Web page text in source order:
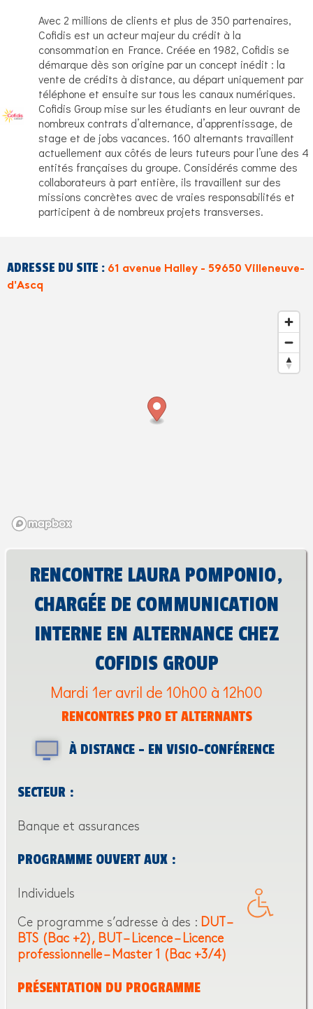
Avec 2 millions de clients et plus de 350 partenaires,
Cofidis est un acteur majeur du crédit à la
consommation en France. Créée en 1982, Cofidis se
démarque dès son origine par un concept inédit : la
vente de crédits à distance, au départ uniquement par
téléphone et ensuite sur tous les canaux numériques.
Cofidis Group mise sur les étudiants en leur ouvrant de
nombreux contrats d’alternance, d’apprentissage, de
stage et de jobs vacances. 160 alternants travaillent
actuellement aux côtés de leurs tuteurs pour l’une des 4
entités françaises du groupe. Considérés comme des
collaborateurs à part entière, ils travaillent sur des
missions concrètes avec de vraies responsabilités et
participent à de nombreux projets transverses.
ADRESSE DU SITE : 61 avenue Halley - 59650 Villeneuve-
d'Ascq
RENCONTRE LAURA POMPONIO,
CHARGÉE DE COMMUNICATION
INTERNE EN ALTERNANCE CHEZ
COFIDIS GROUP
Mardi 1er avril de 10h00 à 12h00
RENCONTRES PRO ET ALTERNANTS
À DISTANCE - EN VISIO-CONFÉRENCE
SECTEUR :
Banque et assurances
PROGRAMME OUVERT AUX :
Individuels
Ce programme s’adresse à des : DUT –
BTS (Bac +2)
BUT – Licence – Licence
professionnelle – Master 1 (Bac +3/4)
PRÉSENTATION DU PROGRAMME